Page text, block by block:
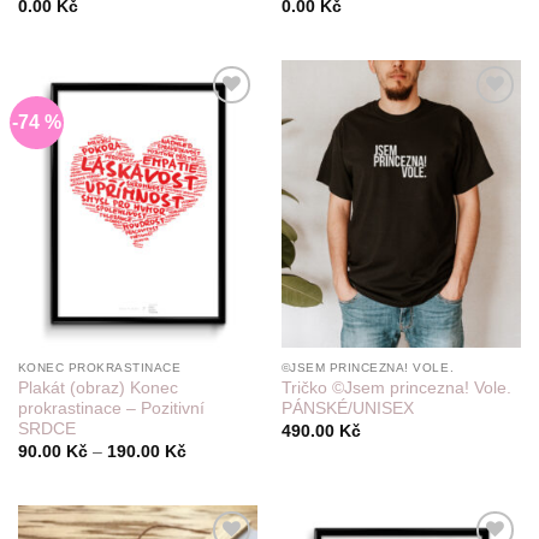
0.00 Kč
0.00 Kč
-74 %
seznamu
přání
KONEC PROKRASTINACE
Plakát (obraz) Konec
prokrastinace – Pozitivní
SRDCE
90.00 Kč – 190.00 KčRozpětí
190.00 Kč
Do
seznamu
přání
©JSEM PRINCEZNA! VOLE.
Tričko ©Jsem princezna! Vole.
PÁNSKÉ/UNISEX
490.00 Kč